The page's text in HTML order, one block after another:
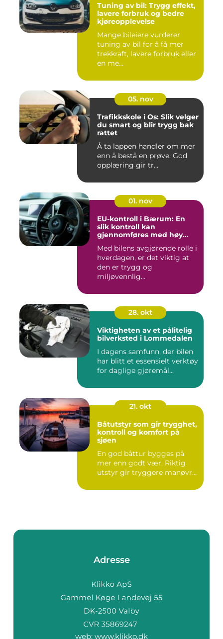
Tuning av bil: Trygg effekt,
lavere forbruk og bedre
kjøreopplevelse
Mange bileiere vurderer
tuning av bil for å få mer
trekkraft, lavere forbruk eller
en me...
05. nov
Trafikkskole i Os: Slik velger
du smart og blir trygg bak
rattet
Å ta lappen handler om mer
enn å bestå en prøve. God
opplæring gir tr...
01. nov
EU-kontroll i Bærum: En
slik kontroll kan
gjennomføres med høy
Med bilens avgjørende rolle i
hverdagen, er det viktig at
den er trygg og
miljøvennlig...
28. okt
Viktigheten av et pålitelig
bilverksted i Lommedalen
I dagens samfunn, der bilen
har blitt et essensielt verktøy
for daglige gjøremål...
21. okt
Båtutstyr som gir trygghet,
kontroll og komfort på
sjøen
En god båttur bygges på
mer enn godt vær. Riktig
utstyr gir tryggere manøvr...
Adresse
web: www.klikko.dk